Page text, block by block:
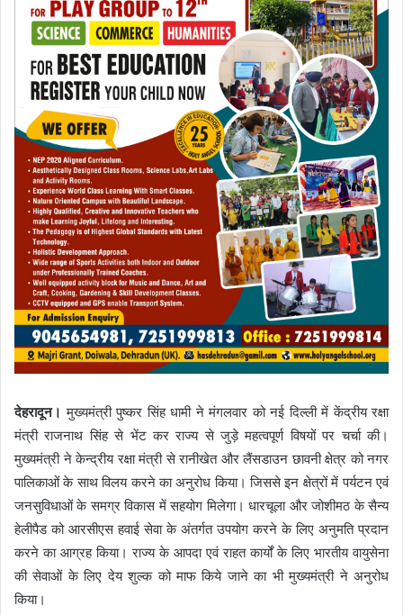
देहरादून। मुख्यमंत्री पुष्कर सिंह धामी ने मंगलवार को नई दिल्ली में केंद्रीय रक्षा
मंत्री राजनाथ सिंह से भेंट कर राज्य से जुड़े महत्वपूर्ण विषयों पर चर्चा की।
मुख्यमंत्री ने केन्द्रीय रक्षा मंत्री से रानीखेत और लैंसडाउन छावनी क्षेत्र को नगर
पालिकाओं के साथ विलय करने का अनुरोध किया। जिससे इन क्षेत्रों में पर्यटन एवं
जनसुविधाओं के समग्र विकास में सहयोग मिलेगा। धारचूला और जोशीमठ के सैन्य
हेलीपैड को आरसीएस हवाई सेवा के अंतर्गत उपयोग करने के लिए अनुमति प्रदान
करने का आग्रह किया। राज्य के आपदा एवं राहत कार्यों के लिए भारतीय वायुसेना
की सेवाओं के लिए देय शुल्क को माफ किये जाने का भी मुख्यमंत्री ने अनुरोध
किया।